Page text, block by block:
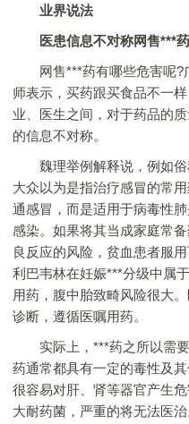
业界说法
医患信息不对称网售***
网售***药有哪些危害呢?
师表示，买药跟买食品不一
业、医生之间，对于药品的
的信息不对称。
魏理举例解释说，例如俗
大众以为是指治疗感冒的常
通感冒，而是适用于病毒性
感染。如果将其当成家庭常
良反应的风险，贫血患者服
利巴韦林在妊娠***分级中属
用药，腹中胎致畸风险很大
诊断，遵循医嘱用药。
实际上，***药之所以需要
药通常都具有一定的毒性及
很容易对肝、肾等器官产生
大耐药菌，严重的将无法医治